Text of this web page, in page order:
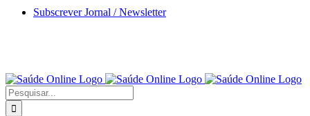
Skip
Subscrever Jornal / Newsletter
Pesquisar